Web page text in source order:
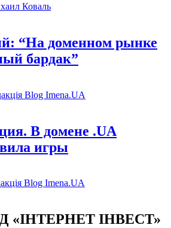
Коваль
“На доменном рынке
бардак”
Blog Imena.UA
В домене .UA
игры
Blog Imena.UA
«ІНТЕРНЕТ ІНВЕСТ»